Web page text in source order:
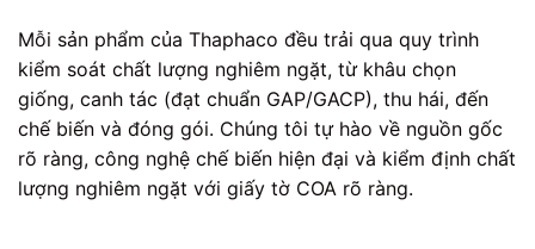
Mỗi sản phẩm của Thaphaco đều trải qua quy trình
kiểm soát chất lượng nghiêm ngặt, từ khâu chọn
giống, canh tác (đạt chuẩn GAP/GACP), thu hái, đến
chế biến và đóng gói. Chúng tôi tự hào về nguồn gốc
rõ ràng, công nghệ chế biến hiện đại và kiểm định chất
lượng nghiêm ngặt với giấy tờ COA rõ ràng.